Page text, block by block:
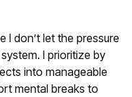
I don’t let the pressure
I prioritize by
into manageable
mental breaks to